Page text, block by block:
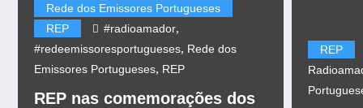
Rede dos Emissores Portugueses
REP
#radioamador,
#redeemissoresportugueses, Rede dos
Emissores Portugueses, REP
REP nas comemorações dos
REP